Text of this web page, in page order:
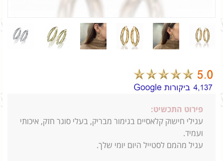
פירוט התכשיט:
עגילי חישוק קלאסיים בגימור מבריק, בעלי סוגר חזק, איכותי
ועמיד.
עגיל מהמם לסטייל היום יומי שלך.